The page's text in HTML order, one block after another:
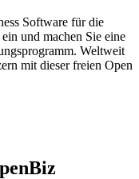
Software für die
und machen Sie eine
Weltweit
mit dieser freien Open